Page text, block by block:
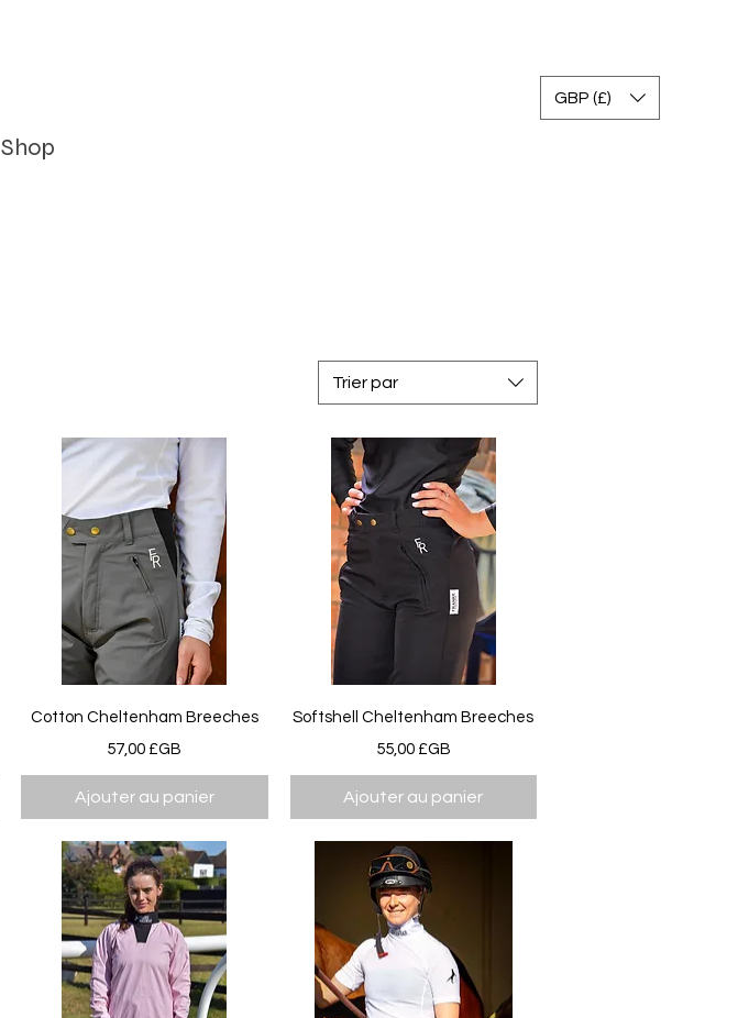
GBP (£)
Shop
Trier par
Aperçu rapide
Cotton Cheltenham Breeches
Prix
57,00 £GB
Ajouter au panier
Aperçu rapide
Softshell Cheltenham Breeches
Prix
55,00 £GB
Ajouter au panier